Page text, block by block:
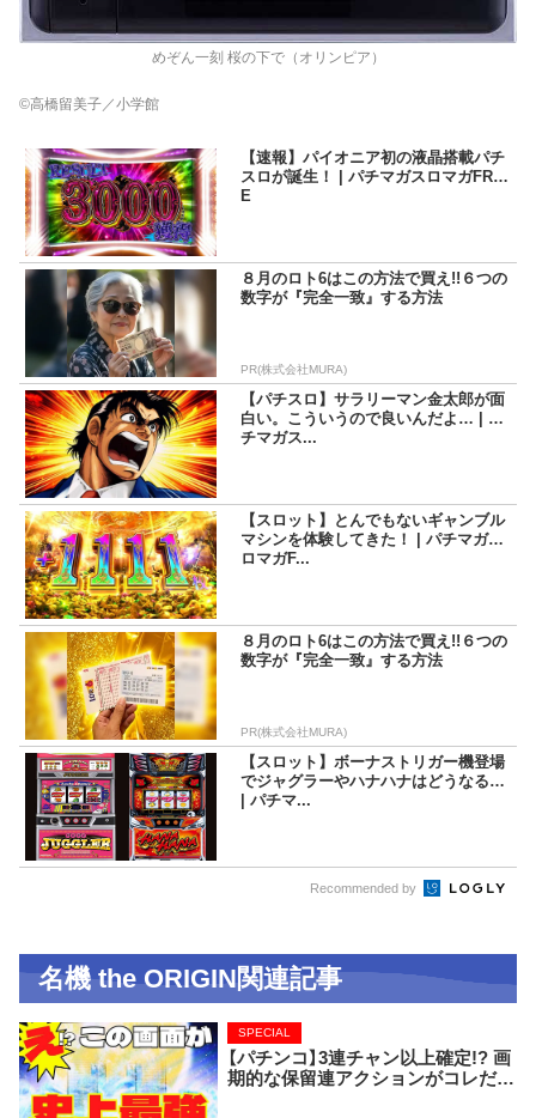
めぞん一刻 桜の下で（オリンピア）
©高橋留美子／小学館
【速報】パイオニア初の液晶搭載パチ
スロが誕生！ | パチマガスロマガFRE
E
８月のロト6はこの方法で買え!!６つの
数字が『完全一致』する方法
PR(株式会社MURA)
【パチスロ】サラリーマン金太郎が面
白い。こういうので良いんだよ… | パ
チマガス...
【スロット】とんでもないギャンブル
マシンを体験してきた！ | パチマガス
ロマガF...
８月のロト6はこの方法で買え!!６つの
数字が『完全一致』する方法
PR(株式会社MURA)
【スロット】ボーナストリガー機登場
でジャグラーやハナハナはどうなる？
| パチマ...
Recommended by
名機 the ORIGIN関連記事
【パチンコ】3連チャン以上確定!? 画
期的な保留連アクションがコレだ!
SPECIAL